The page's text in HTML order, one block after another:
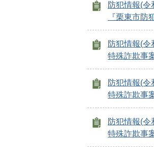
防犯情報(令
『栗東市防
防犯情報(
特殊詐欺事
防犯情報(
特殊詐欺事
防犯情報(
特殊詐欺事